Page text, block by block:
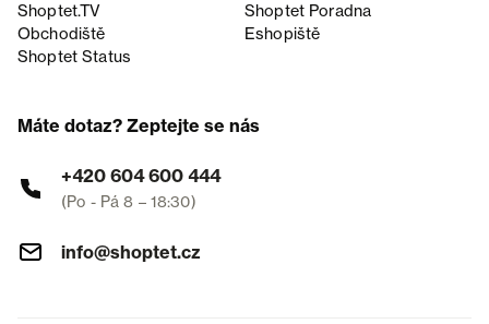
Shoptet.TV
Shoptet Poradna
Obchodiště
Eshopiště
Shoptet Status
Máte dotaz? Zeptejte se nás
+420 604 600 444
(Po - Pá 8 – 18:30)
info@shoptet.cz